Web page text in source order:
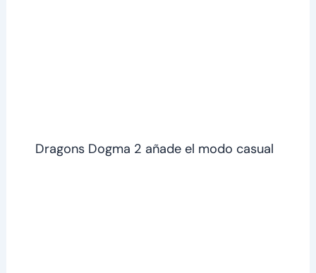
Dragons Dogma 2 añade el modo casual